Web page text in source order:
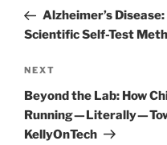
PostAlzheimer’s
Scientific Self-Test
Next
Post
NEXT
Beyond the Lab: How
Running — Literally —
KellyOnTech